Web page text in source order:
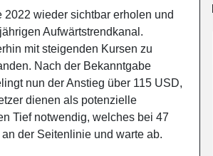
wieder sichtbar erholen und
Aufwärtstrendkanal.
mit steigenden Kursen zu
Nach der Bekanntgabe
nun der Anstieg über 115 USD,
dienen als potenzielle
Tief notwendig, welches bei 47
der Seitenlinie und warte ab.